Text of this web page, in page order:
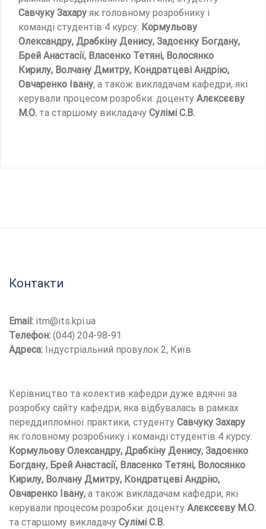
Савчуку Захару як головному розробнику і
команді студентів 4 курсу: Кормульову
Олександру, Драбкіну Денису, Задоєнку Богдану,
Брей Анастасії, Власенко Тетяні, Волосянко
Кирилу, Волчану Дмитру, Кондратцеві Андрію,
Овчаренко Івану, а також викладачам кафедри, які
керували процесом розробки: доценту Алєксєєву
М.О. та старшому викладачу Сулімі С.В.
Контакти
Email: itm@its.kpi.ua
Телефон: (044) 204-98-91
Адреса: Індустріальний провулок 2, Київ
Керівництво та колектив кафедри дуже вдячні за
розробку сайту кафедри, яка відбувалась в рамках
переддипломної практики, студенту Савчуку Захару
як головному розробнику і команді студентів 4 курсу:
Кормульову Олександру, Драбкіну Денису, Задоєнко
Богдану, Брей Анастасії, Власенко Тетяні, Волосянко
Кирилу, Волчану Дмитру, Кондратцеві Андрію,
Овчаренко Івану, а також викладачам кафедри, які
керували процесом розробки: доценту Алєксєєву М.О.
та старшому викладачу Сулімі С.В.